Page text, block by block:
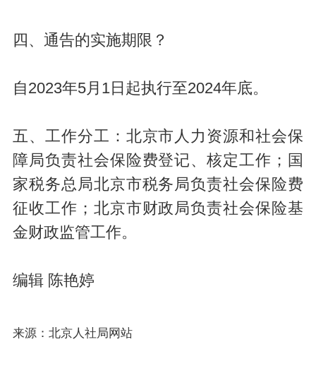
四、通告的实施期限？
自2023年5月1日起执行至2024年底。
五、工作分工：北京市人力资源和社会保
障局负责社会保险费登记、核定工作；国
家税务总局北京市税务局负责社会保险费
征收工作；北京市财政局负责社会保险基
金财政监管工作。
编辑 陈艳婷
来源：北京人社局网站